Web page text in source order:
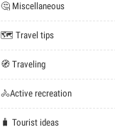
🤔 Miscellaneous
🗺 Travel tips
🧭 Traveling
🚴Active recreation
🧳 Tourist ideas